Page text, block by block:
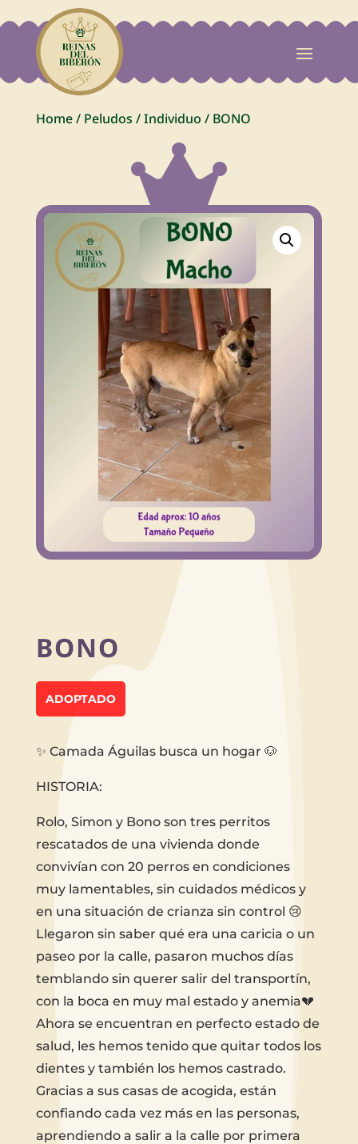
Home/ Peludos /Individuo / BONO

BONO
ADOPTADO
✨ Camada Águilas busca un hogar 🐶
HISTORIA:
Rolo, Simon y Bono son tres perritos
rescatados de una vivienda donde
convivían con 20 perros en condiciones
muy lamentables, sin cuidados médicos y
en una situación de crianza sin control 😢
Llegaron sin saber qué era una caricia o un
paseo por la calle, pasaron muchos días
temblando sin querer salir del transportín,
con la boca en muy mal estado y anemia💔
Ahora se encuentran en perfecto estado de
salud, les hemos tenido que quitar todos los
dientes y también los hemos castrado.
Gracias a sus casas de acogida, están
confiando cada vez más en las personas,
aprendiendo a salir a la calle por primera